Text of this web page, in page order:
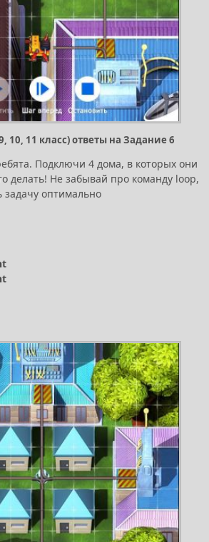
10, 11 класс) ответы на Задание 6
Подключи 4 дома, в которых они
делать! Не забывай про команду loop,
оптимально